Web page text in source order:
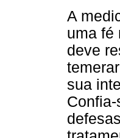
A
uma fé
deve
sua